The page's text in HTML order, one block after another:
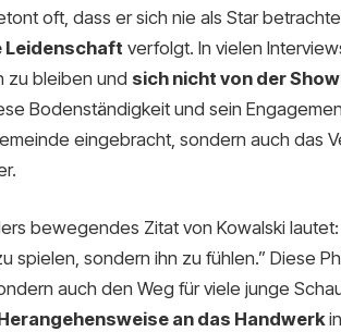
oft, dass er sich nie als Star
Leidenschaft verfolgt. In vielen
zu bleiben und sich nicht von der
Bodenständigkeit und sein
eingebracht, sondern auch das
bewegendes Zitat von Kowalski
spielen, sondern ihn zu fühlen.” Diese
auch den Weg für viele junge
an das Handwerk